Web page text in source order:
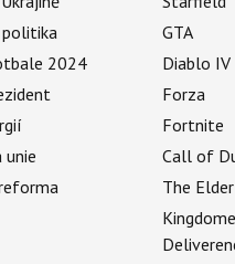
politika
2024
unie
GTA
Diablo IV
Forza
Fortnite
Call of
The